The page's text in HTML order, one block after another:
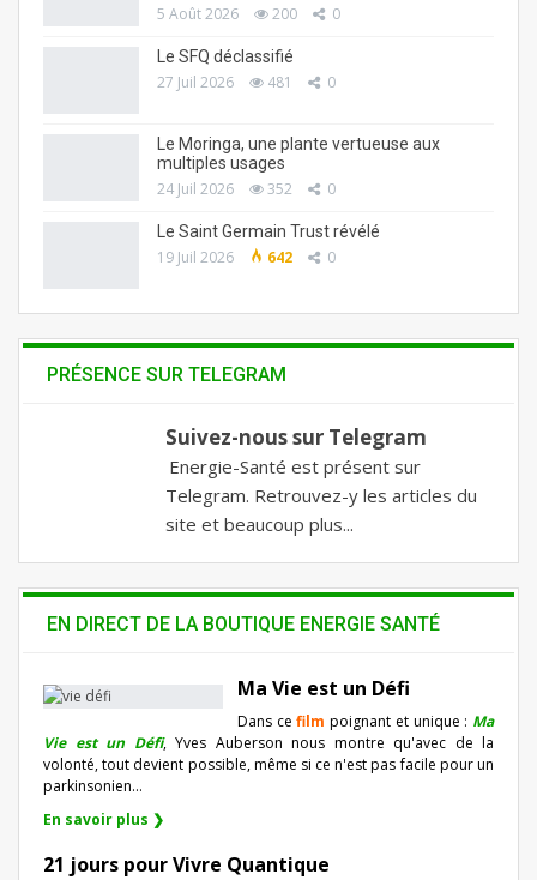
5 Août 2026 200 0
Le SFQ déclassifié
27 Juil 2026 481 0
Le Moringa, une plante vertueuse aux
multiples usages
24 Juil 2026 352 0
Le Saint Germain Trust révélé
19 Juil 2026 642 0
PRÉSENCE SUR TELEGRAM
Suivez-nous sur Telegram
Energie-Santé est présent sur
Telegram. Retrouvez-y les articles du
site et beaucoup plus...
EN DIRECT DE LA BOUTIQUE ENERGIE SANTÉ
Ma Vie est un Défi
Dans cefilm poignant et unique : Ma
Vie est un Défi, Yves Auberson nous montre qu'avec de la
volonté, tout devient possible, même si ce n'est pas facile pour un
parkinsonien…
En savoir plus ❯
21 jours pour Vivre Quantique